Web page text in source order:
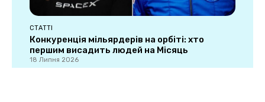
СТАТТІ
Конкуренція мільярдерів на орбіті: хто
першим висадить людей на Місяць
18 Липня 2026